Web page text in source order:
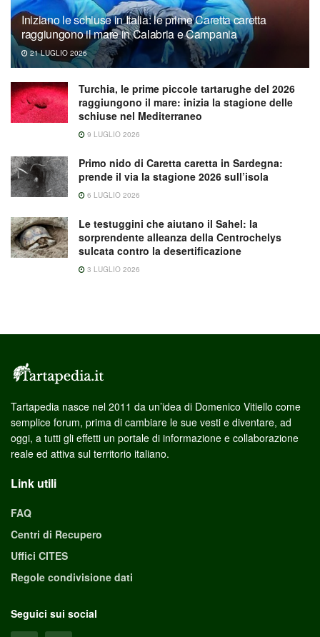
Iniziano le schiuse in Italia: le prime Caretta caretta
raggiungono il mare in Calabria e Campania
21 LUGLIO 2026
Turchia, le prime piccole tartarughe del 2026
raggiungono il mare: inizia la stagione delle
schiuse nel Mediterraneo
9 LUGLIO 2026
Primo nido di Caretta caretta in Sardegna:
prende il via la stagione 2026 sull’isola
6 LUGLIO 2026
Le testuggini che aiutano il Sahel: la
sorprendente alleanza della Centrochelys
sulcata contro la desertificazione
3 LUGLIO 2026
Tartapedia nasce nel 2011 da un’idea di Domenico Vitiello come
semplice forum, prima di cambiare le sue vesti e diventare, ad
oggi, a tutti gli effetti un portale di informazione e collaborazione
reale ed attiva sul territorio italiano.
Link utili
FAQ
Centri di Recupero
Uffici CITES
Regole condivisione dati
Seguici sui social